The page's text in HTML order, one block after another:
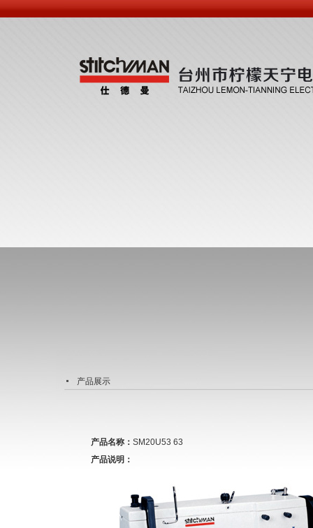
产品展示
产品名称： SM20U53 63
产品说明：